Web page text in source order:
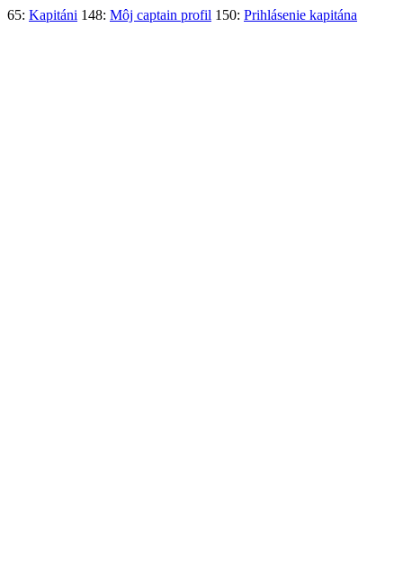
65: Kapitáni 148: Môj captain profil 150: Prihlásenie kapitána